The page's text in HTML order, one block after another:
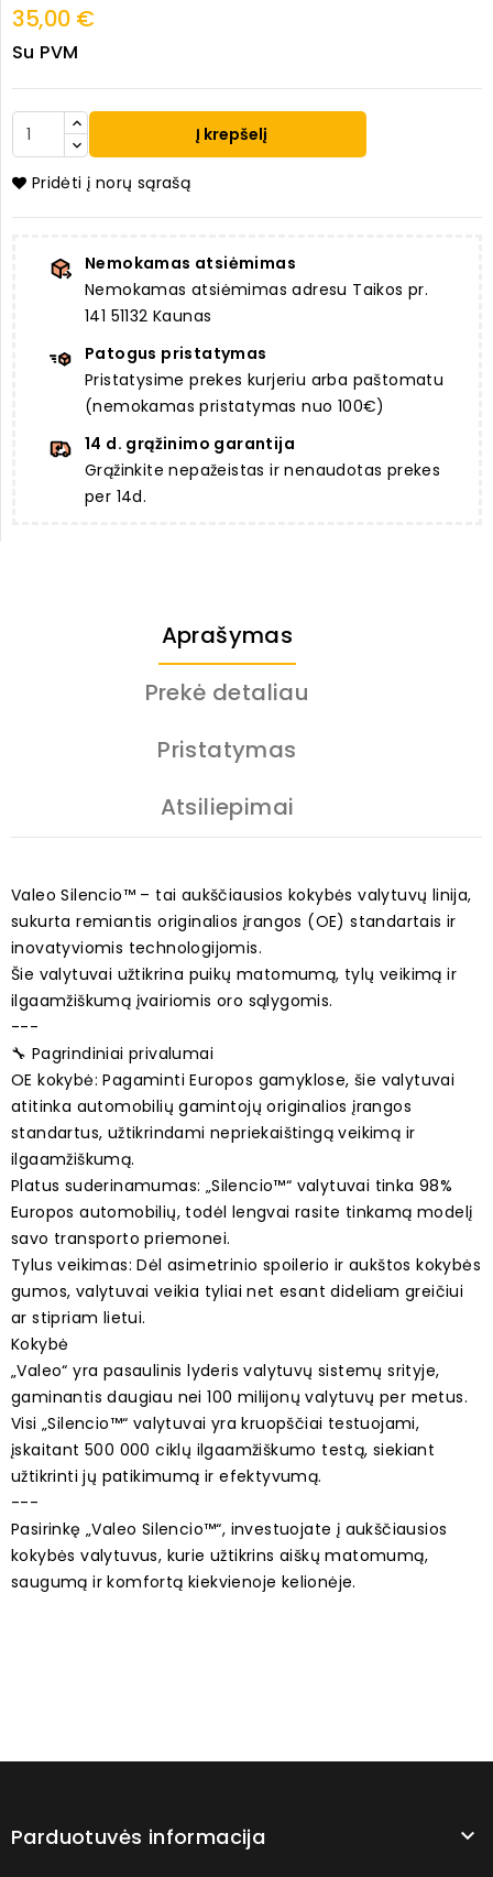
35,00 €
Su PVM
Į krepšelį
Pridėti į norų sąrašą
Nemokamas atsiėmimas
Nemokamas atsiėmimas adresu Taikos pr.
141 51132 Kaunas
Patogus pristatymas
Pristatysime prekes kurjeriu arba paštomatu
(nemokamas pristatymas nuo 100€)
14 d. grąžinimo garantija
Grąžinkite nepažeistas ir nenaudotas prekes
per 14d.
Aprašymas
Prekė detaliau
Pristatymas
Atsiliepimai
Valeo Silencio™ – tai aukščiausios kokybės valytuvų linija,
sukurta remiantis originalios įrangos (OE) standartais ir
inovatyviomis technologijomis.
Šie valytuvai užtikrina puikų matomumą, tylų veikimą ir
ilgaamžiškumą įvairiomis oro sąlygomis.
---
🔧 Pagrindiniai privalumai
OE kokybė: Pagaminti Europos gamyklose, šie valytuvai
atitinka automobilių gamintojų originalios įrangos
standartus, užtikrindami nepriekaištingą veikimą ir
ilgaamžiškumą.
Platus suderinamumas: „Silencio™“ valytuvai tinka 98%
Europos automobilių, todėl lengvai rasite tinkamą modelį
savo transporto priemonei.
Tylus veikimas: Dėl asimetrinio spoilerio ir aukštos kokybės
gumos, valytuvai veikia tyliai net esant dideliam greičiui
ar stipriam lietui.
Kokybė
„Valeo“ yra pasaulinis lyderis valytuvų sistemų srityje,
gaminantis daugiau nei 100 milijonų valytuvų per metus.
Visi „Silencio™“ valytuvai yra kruopščiai testuojami,
įskaitant 500 000 ciklų ilgaamžiškumo testą, siekiant
užtikrinti jų patikimumą ir efektyvumą.
---
Pasirinkę „Valeo Silencio™“, investuojate į aukščiausios
kokybės valytuvus, kurie užtikrins aiškų matomumą,
saugumą ir komfortą kiekvienoje kelionėje.
Parduotuvės informacija 